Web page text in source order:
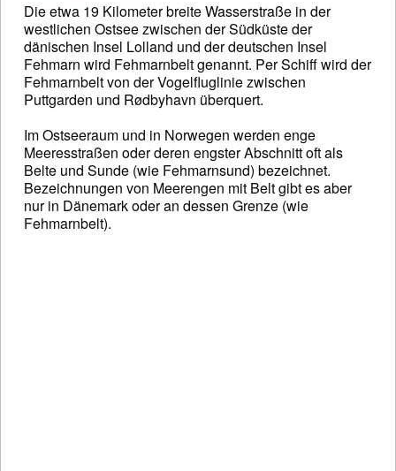
Die etwa 19 Kilometer breite Wasserstraße in der
westlichen Ostsee zwischen der Südküste der
dänischen Insel Lolland und der deutschen Insel
Fehmarn wird Fehmarnbelt genannt. Per Schiff wird der
Fehmarnbelt von der Vogelfluglinie zwischen
Puttgarden und Rødbyhavn überquert.
Im Ostseeraum und in Norwegen werden enge
Meeresstraßen oder deren engster Abschnitt oft als
Belte und Sunde (wie Fehmarnsund) bezeichnet.
Bezeichnungen von Meerengen mit Belt gibt es aber
nur in Dänemark oder an dessen Grenze (wie
Fehmarnbelt).